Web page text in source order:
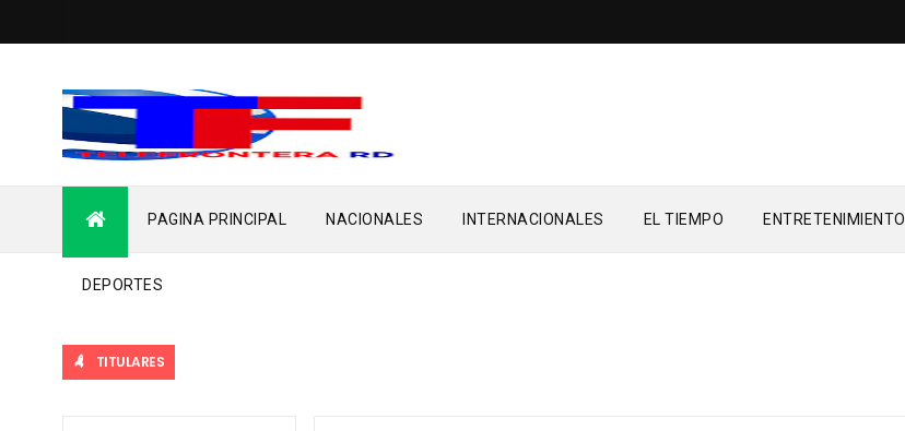
PAGINA PRINCIPAL NACIONALES INTERNACIONALES EL TIEMPO ENTRETENIMIENTO
DEPORTES
TITULARES